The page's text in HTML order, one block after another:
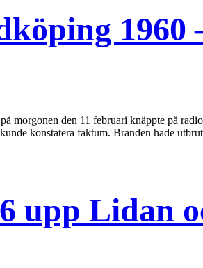
1960
den 11 februari knäppte på
konstatera faktum. Branden hade
upp Lidan